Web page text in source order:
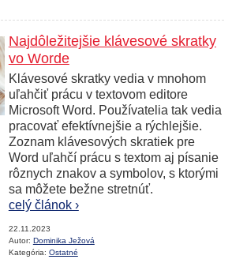
Najdôležitejšie klávesové skratky
vo Worde
Klávesové skratky vedia v mnohom
uľahčiť prácu v textovom editore
Microsoft Word. Používatelia tak vedia
pracovať efektívnejšie a rýchlejšie.
Zoznam klávesových skratiek pre
Word uľahčí prácu s textom aj písanie
rôznych znakov a symbolov, s ktorými
sa môžete bežne stretnúť.
celý článok ›
22.11.2023
Autor: Dominika Ježová
Kategória: Ostatné